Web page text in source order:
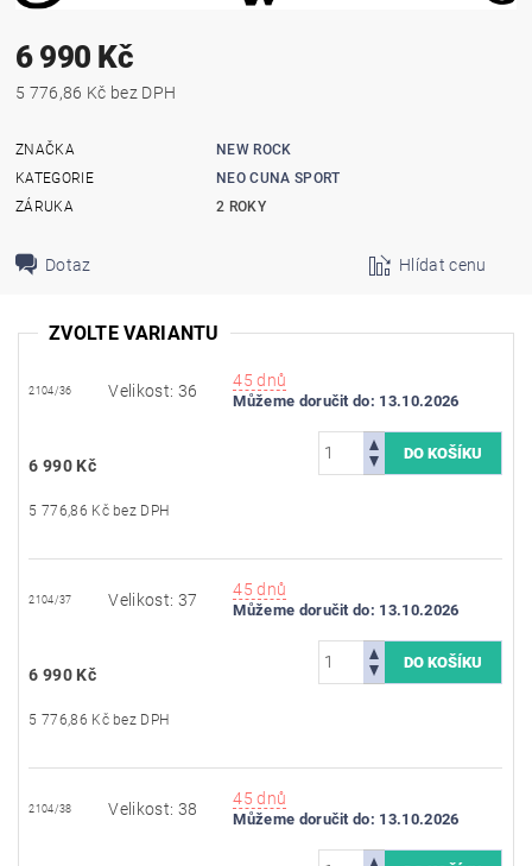
6 990 Kč
5 776,86 Kč bez DPH
ZNAČKA
NEW ROCK
KATEGORIE
NEO CUNA SPORT
ZÁRUKA
2 ROKY
Dotaz Hlídat cenu
ZVOLTE VARIANTU
2104/36 Velikost: 36
45 dnů
Můžeme doručit do: 13.10.2026
6 990 Kč
5 776,86 Kč bez DPH
2104/37 Velikost: 37
45 dnů
Můžeme doručit do: 13.10.2026
6 990 Kč
5 776,86 Kč bez DPH
2104/38 Velikost: 38
45 dnů
Můžeme doručit do: 13.10.2026